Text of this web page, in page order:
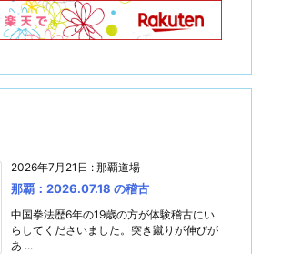
2026年7月21日 : 那覇道場
那覇：2026.07.18 の稽古
中国拳法歴6年の19歳の方が体験稽古にい
らしてくださいました。突き蹴りが伸びが
あ ...